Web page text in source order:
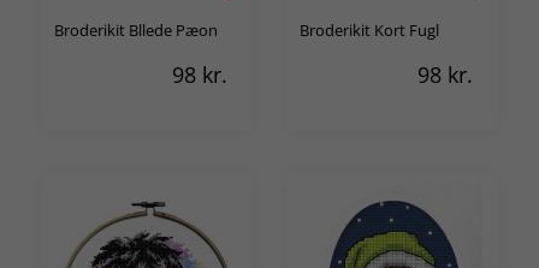
Broderikit Bllede Pæon
98 kr.
Broderikit Kort Fugl
98 kr.